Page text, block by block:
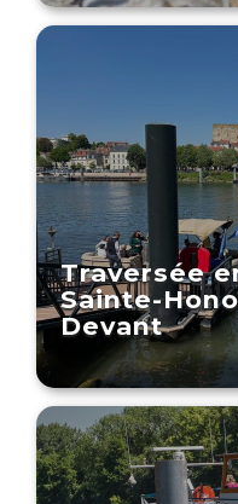
Traversée
Sainte-
Devant